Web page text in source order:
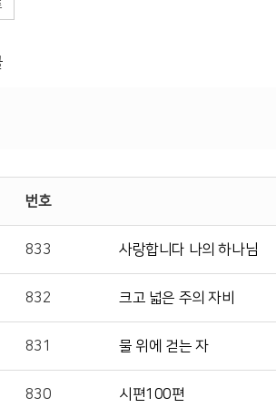
번호
833 사랑합니다 나의 하나님
832 크고 넓은 주의 자비
831 물 위에 걷는 자
830 시편100편